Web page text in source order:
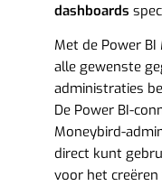
dashboards
Met de Power
alle gewenste
administraties
De Power BI-
Moneybird-
direct kunt
voor het